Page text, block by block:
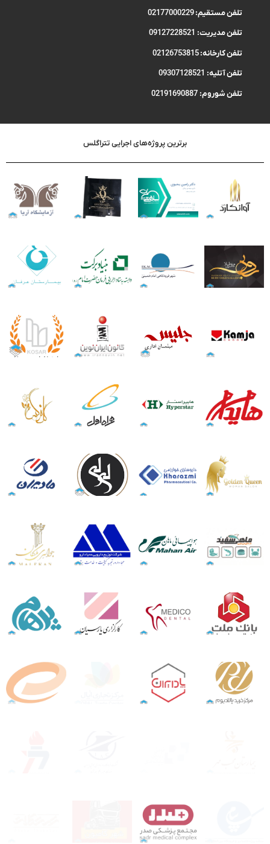
تلفن مستقیم:02177000229
تلفن مدیریت: 09127228521
تلفن کارخانه:02126753815
تلفن آتلیه: 09307128521
تلفن شوروم: 02191690887
برترین پروژه‌های اجرایی تتراگلس